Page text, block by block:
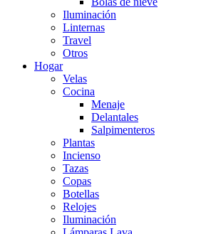
Iluminación
Linternas
Travel
Otros
Hogar
Velas
Cocina
Menaje
Delantales
Salpimenteros
Plantas
Incienso
Tazas
Copas
Botellas
Relojes
Iluminación